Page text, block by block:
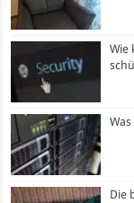
Wie
Was
Die